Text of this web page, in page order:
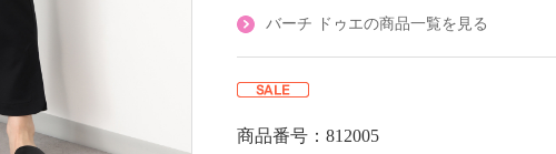
バーチ ドゥエの商品一覧を見る
商品番号：812005